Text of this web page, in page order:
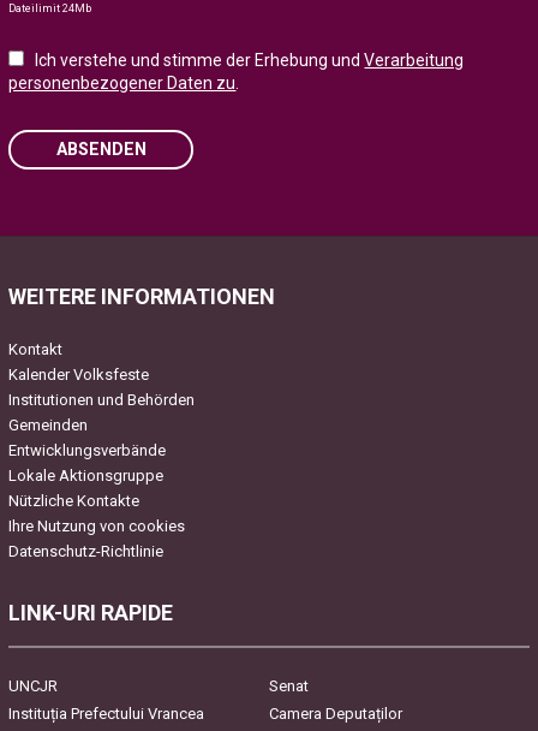
Dateilimit 24Mb
Ich verstehe und stimme der Erhebung undVerarbeitung
personenbezogener Daten zu
ABSENDEN
WEITERE INFORMATIONEN
Kontakt
Kalender Volksfeste
Institutionen und Behörden
Gemeinden
Entwicklungsverbände
Lokale Aktionsgruppe
Nützliche Kontakte
Ihre Nutzung von cookies
Datenschutz-Richtlinie
LINK-URI RAPIDE
UNCJR
Senat
Instituția Prefectului Vrancea
Camera Deputaților